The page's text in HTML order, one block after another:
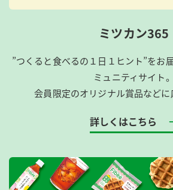
ミツカン365
”つくると食べるの１日１ヒント”をお
ミュニティサイト。
会員限定のオリジナル賞品などに
詳しくはこちら